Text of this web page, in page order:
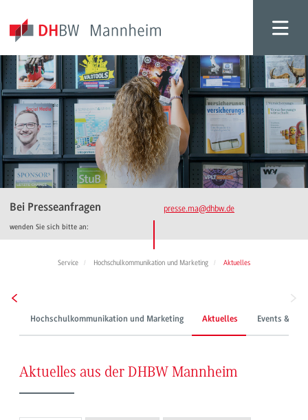
Bei Presseanfragen
wenden Sie sich bitte an:
presse.ma@dhbw.de
Service Hochschulkommunikation und Marketing Aktuelles
Hochschulkommunikation und Marketing Aktuelles Events &
Aktuelles aus der DHBW Mannheim